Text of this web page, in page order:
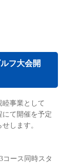
フ大会開
事業として
にて開催を予定
します。
ース同時スタ